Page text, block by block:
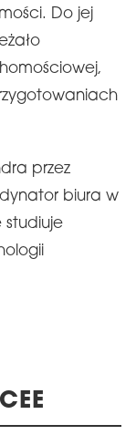
Do jej
przez
biura w
studiuje